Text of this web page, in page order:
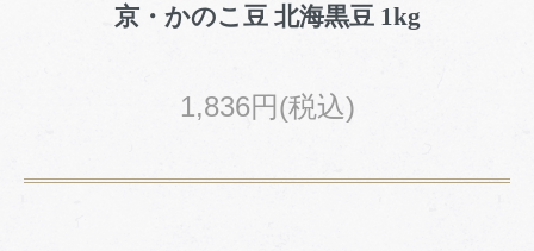
京・かのこ豆 北海黒豆 1kg
1,836円(税込)